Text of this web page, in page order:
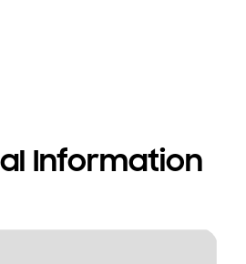
Information